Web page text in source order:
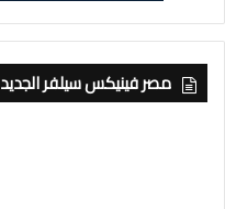
مصر فينيكس سيلفر الجديد